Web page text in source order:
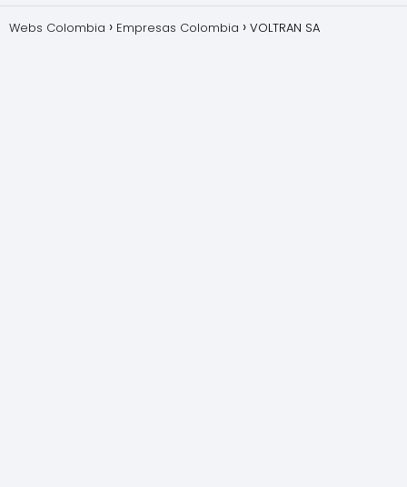
Webs Colombia Empresas Colombia VOLTRAN SA